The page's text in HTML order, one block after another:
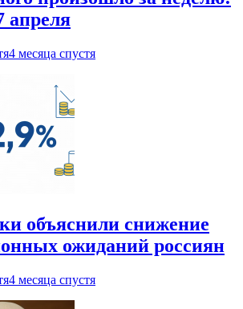
апреля
4 месяца спустя
объяснили снижение
ожиданий россиян
4 месяца спустя